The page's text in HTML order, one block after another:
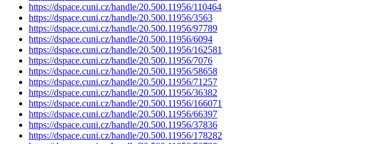
https://dspace.cuni.cz/handle/20.500.11956/110464
https://dspace.cuni.cz/handle/20.500.11956/3563
https://dspace.cuni.cz/handle/20.500.11956/97789
https://dspace.cuni.cz/handle/20.500.11956/6094
https://dspace.cuni.cz/handle/20.500.11956/162581
https://dspace.cuni.cz/handle/20.500.11956/7076
https://dspace.cuni.cz/handle/20.500.11956/58658
https://dspace.cuni.cz/handle/20.500.11956/71257
https://dspace.cuni.cz/handle/20.500.11956/36382
https://dspace.cuni.cz/handle/20.500.11956/166071
https://dspace.cuni.cz/handle/20.500.11956/66397
https://dspace.cuni.cz/handle/20.500.11956/37836
https://dspace.cuni.cz/handle/20.500.11956/178282